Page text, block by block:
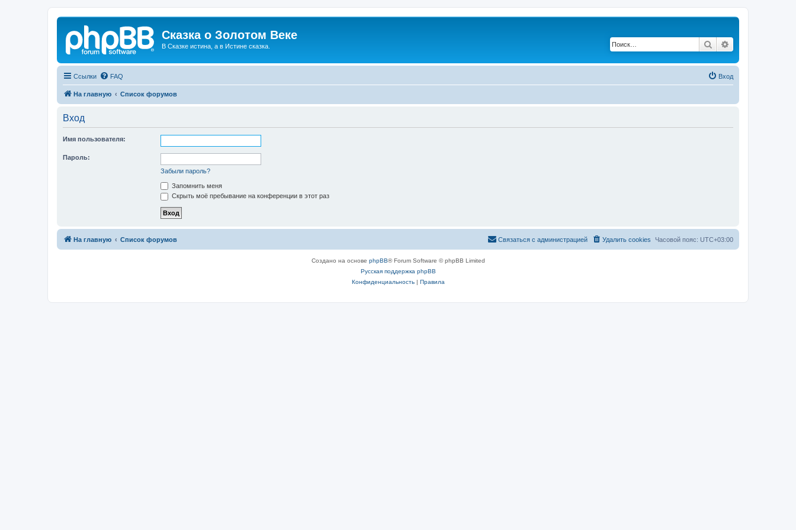
Сказка о Золотом Веке
В Сказке истина, а в Истине сказка. Поиск
Ссылки FAQ Вход
На главную Список форумов
Вход
Имя пользователя:
Пароль:
Забыли пароль?
Запомнить меня
Скрыть моё пребывание на конференции в этот раз
На главную Список форумов Часовой пояс: UTC+03:00
Удалить cookies
Связаться с администрацией
Создано на основе phpBB® Forum Software © phpBB Limited
Русская поддержка phpBB
Конфиденциальность| Правила